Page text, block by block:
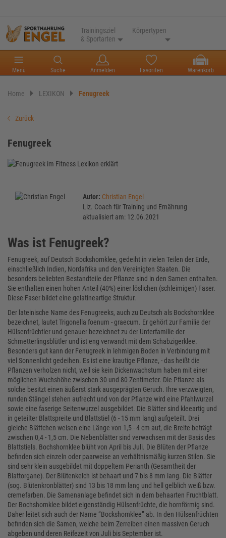
Trainingsziel
& Sportarten
Körpertypen
Menü Suche Anmelden Favoriten Warenkorb
Home LEXIKON Fenugreek
Zurück
Fenugreek
Autor: Christian Engel
Liz. Coach für Training und Ernährung
aktualisiert am: 12.06.2021
Was ist Fenugreek?
Fenugreek, auf Deutsch Bockshornklee, gedeiht in vielen Teilen der Erde,
einschließlich Indien, Nordafrika und den Vereinigten Staaten. Die
besonders beliebten Bestandteile der Pflanze sind in den Samen enthalten.
Sie enthalten einen hohen Anteil (40%) einer löslichen (schleimigen) Faser.
Diese Faser bildet eine gelatineartige Struktur.
Der lateinische Name des Fenugreeks, auch zu Deutsch als Bockshornklee
bezeichnet, lautet Trigonella foenum - graecum. Er gehört zur Familie der
Hülsenfrüchtler und genauer bezeichnet zu der Unterfamilie der
Schmetterlingsblütler und ist eng verwandt mit dem Schabzigerklee.
Besonders gut kann der Fenugreek in lehmigen Boden in Verbindung mit
viel Sonnenlicht gedeihen. Es ist eine krautige Pflanze, - das heißt die
Pflanzen verholzen nicht, weil sie kein Dickenwachstum haben mit einer
möglichen Wuchshöhe zwischen 30 und 80 Zentimeter. Die Pflanze als
solche besitzt einen äußerst stark ausgeprägten Geruch. Ihre verzweigten,
runden Stängel stehen aufrecht und von der Pflanze wird eine Pfahlwurzel
sowie eine faserige Seitenwurzel ausgebildet. Die Blätter sind kleeartig und
in geteilter Blattspreite und Blattstiel (6 - 15 mm lang) aufgeteilt. Drei
gleiche Blättchen weisen eine Länge von 1,5 - 4 cm auf, die Breite beträgt
zwischen 0,4 - 1,5 cm. Die Nebenblätter sind verwachsen mit der Basis des
Blattstiels. Bochshornklee blüht von April bis Juli. Die Blüten der Pflanze
befinden sich einzeln oder paarweise an verhältnismäßig kurzen Stilen. Sie
sind sehr klein ausgebildet mit doppeltem Perianth (Gesamtheit der
Blattorgane). Der Blütenkelch ist behaart und 7 bis 8 mm lang. Die Blätter
(sog. Blütenkronblätter) sind 13 bis 18 mm lang und hell gelblich weiß bzw.
cremefarben. Die Samenanlage befindet sich in dem behaarten Fruchtblatt.
Der Bochshornklee bildet eigenständig Hülsenfrüchte, die hornförmig sind.
Daher leitet sich auch der Name “Bockshornklee” ab. In den Hülsenfrüchten
befinden sich die Samen, welche beim Zerreiben einen massiven Geruch
abgeben und deren Reifezeit von Juli bis September ist.